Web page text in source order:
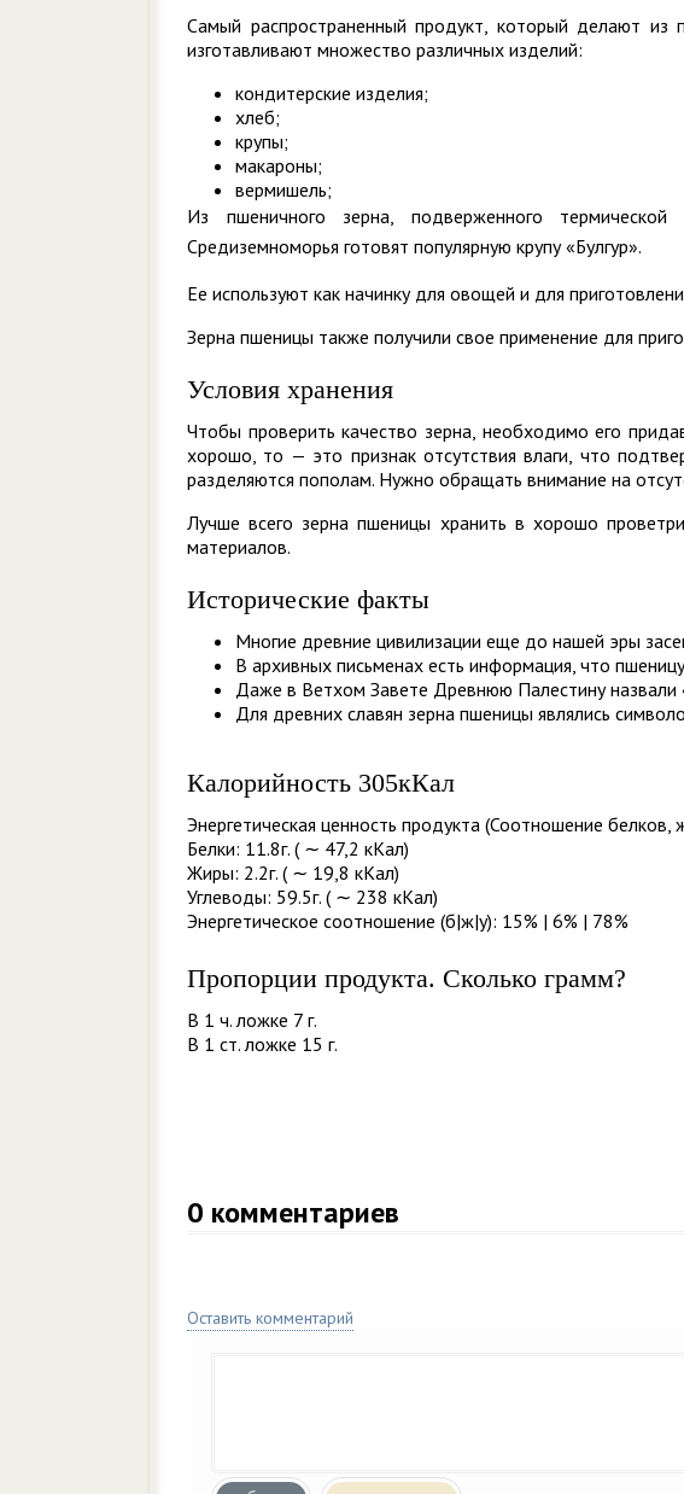
Самый распространенный продукт, который делают
изготавливают множество различных изделий:
кондитерские изделия;
хлеб;
крупы;
макароны;
вермишель;
Из пшеничного зерна, подверженного
Средиземноморья готовят популярную крупу «Булгур».
Ее используют как начинку для овощей и для
Зерна пшеницы также получили свое применение для
Условия хранения
Чтобы проверить качество зерна, необходимо его
хорошо, то — это признак отсутствия влаги, что
разделяются пополам. Нужно обращать внимание на
Лучше всего зерна пшеницы хранить в хорошо
материалов.
Исторические факты
Многие древние цивилизации еще до нашей эры
В архивных письменах есть информация, что
Даже в Ветхом Завете Древнюю Палестину назвали
Для древних славян зерна пшеницы являлись
Калорийность 305кКал
Энергетическая ценность продукта (Соотношение белков,
Белки: 11.8г. ( ∼ 47,2 кКал)
Жиры: 2.2г. ( ∼ 19,8 кКал)
Углеводы: 59.5г. ( ∼ 238 кКал)
Энергетическое соотношение (б|ж|у): 15% | 6% | 78%
Пропорции продукта. Сколько грамм?
В 1 ч. ложке 7 г.
В 1 ст. ложке 15 г.
0 комментариев
Оставить комментарий